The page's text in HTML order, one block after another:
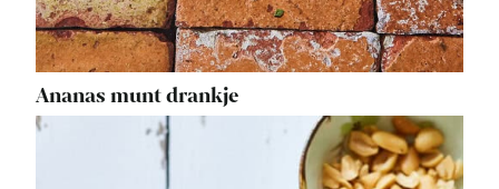
Ananas munt drankje